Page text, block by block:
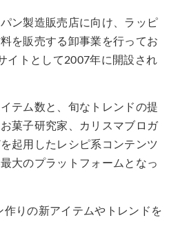
ン製造販売店に向け、ラッピ
を販売する卸事業を行ってお
イトとして2007年に開設され
テム数と、旬なトレンドの提
菓子研究家、カリスマブロガ
起用したレシピ系コンテンツ
大のプラットフォームとなっ
作りの新アイテムやトレンドを